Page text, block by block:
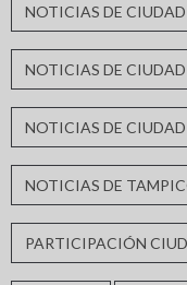
NOTICIAS DE
NOTICIAS DE
NOTICIAS DE
NOTICIAS DE
PARTICIPACIÓN